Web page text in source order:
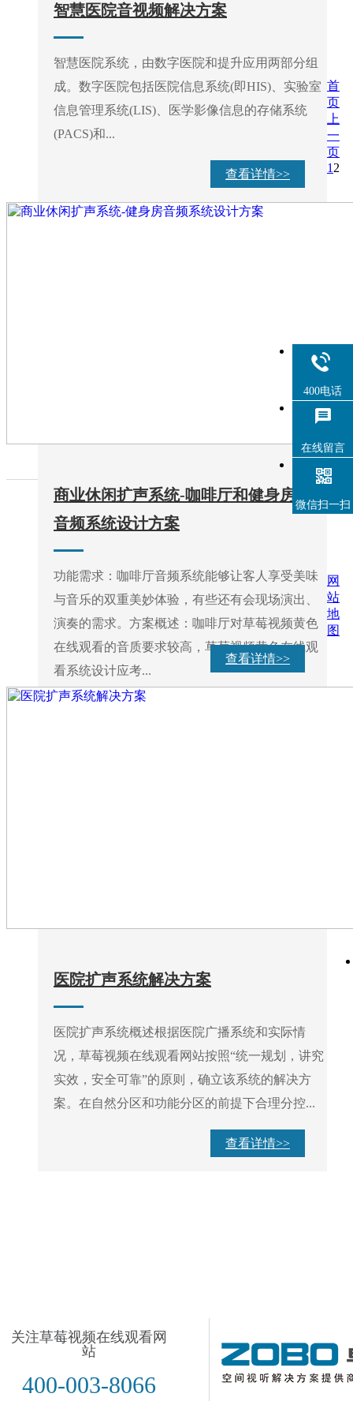
智慧医院音视频解决方案
智慧医院系统，由数字医院和提升应用两部分组
成。数字医院包括医院信息系统(即HIS)、实验室
信息管理系统(LIS)、医学影像信息的存储系统
(PACS)和...
查看详情>>
商业休闲扩声系统-咖啡厅和健身房
音频系统设计方案
功能需求：咖啡厅音频系统能够让客人享受美味
与音乐的双重美妙体验，有些还有会现场演出、
演奏的需求。方案概述：咖啡厅对草莓视频黄色
在线观看的音质要求较高，草莓视频黄色在线观
看系统设计应考...
查看详情>>
医院扩声系统解决方案
医院扩声系统概述根据医院广播系统和实际情
况，草莓视频在线观看网站按照“统一规划，讲究
实效，安全可靠”的原则，确立该系统的解决方
案。在自然分区和功能分区的前提下合理分控...
查看详情>>
首
页
上
一
页
1 2
关注草莓视频在线观看网
站
400-003-8066
400电话
在线留言
微信扫一扫
网
站
地
图